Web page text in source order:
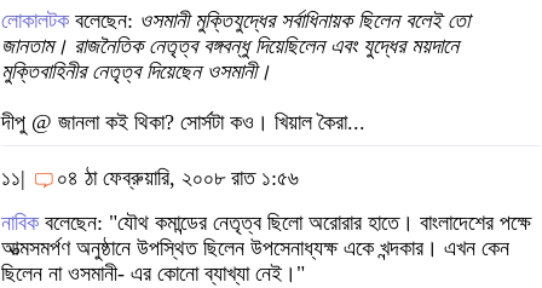
লোকালটকবলেছেন: ওসমানী মুক্তিযুদ্ধের সর্বাধিনায়ক ছিলেন বলেই তো
জানতাম। রাজনৈতিক নেতৃত্ব বঙ্গবন্ধু দিয়েছিলেন এবং যুদ্ধের ময়দানে
মুক্তিবাহিনীর নেতৃত্ব দিয়েছেন ওসমানী।
দীপু @ জানলা কই থিকা? সোর্সটা কও। খিয়াল কৈরা...
১১|
০৪ ঠা ফেব্রুয়ারি, ২০০৮ রাত ১:৫৬
নাবিকবলেছেন: "যৌথ কমান্ডের নেতৃত্ব ছিলো অরোরার হাতে। বাংলাদেশের পক্ষে
আত্মসমর্পণ অনুষ্ঠানে উপস্থিত ছিলেন উপসেনাধ্যক্ষ একে খন্দকার। এখন কেন
ছিলেন না ওসমানী- এর কোনো ব্যাখ্যা নেই।"